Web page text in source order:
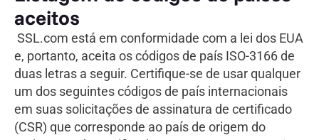
aceitos
SSL.com está em conformidade com a lei dos EUA
e, portanto, aceita os códigos de país ISO-3166 de
duas letras a seguir. Certifique-se de usar qualquer
um dos seguintes códigos de país internacionais
em suas solicitações de assinatura de certificado
(CSR) que corresponde ao país de origem do